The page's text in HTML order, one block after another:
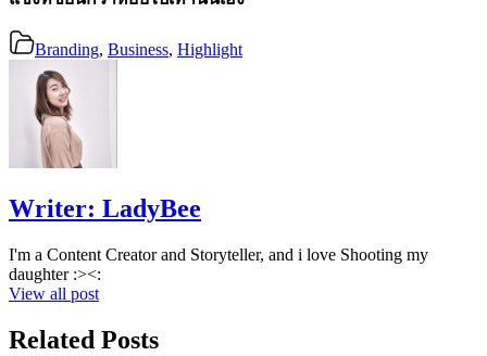
Branding, Business, Highlight
Writer: LadyBee
I'm a Content Creator and Storyteller, and i love Shooting my
daughter :><:
View all post
Related Posts